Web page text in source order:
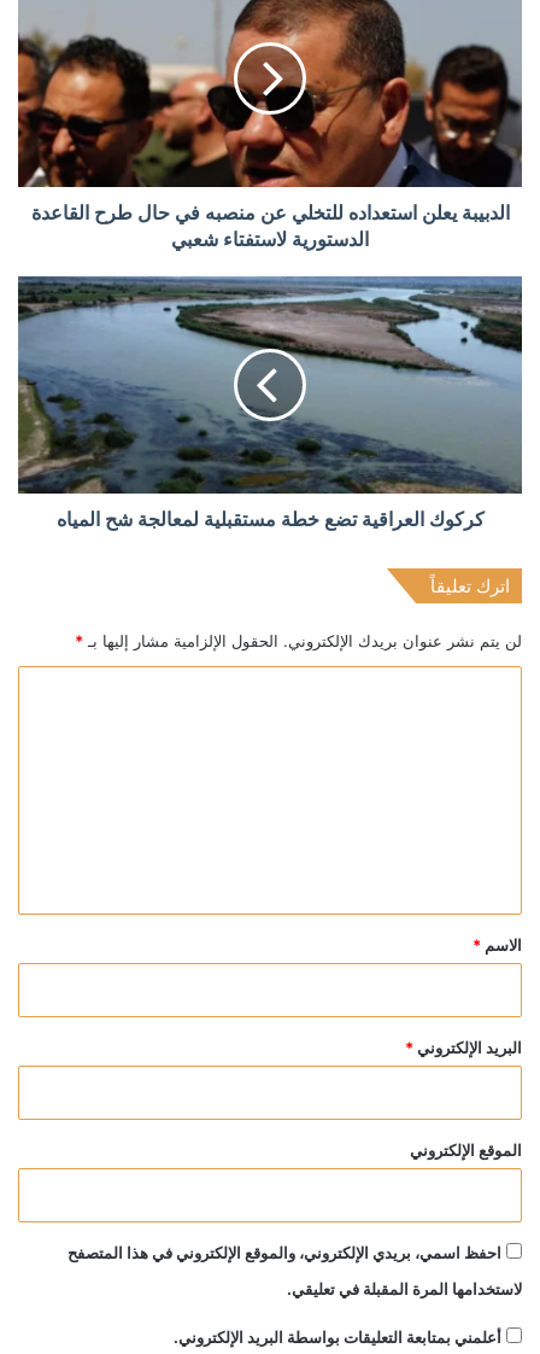
الدبيبة يعلن استعداده للتخلي عن منصبه في حال طرح القاعدة
الدستورية لاستفتاء شعبي
كركوك العراقية تضع خطة مستقبلية لمعالجة شح المياه
اترك تعليقاً
لن يتم نشر عنوان بريدك الإلكتروني. الحقول الإلزامية مشار إليها بـ *
*
الاسم *
البريد الإلكتروني *
الموقع الإلكتروني
احفظ اسمي، بريدي الإلكتروني، والموقع الإلكتروني في هذا المتصفح
لاستخدامها المرة المقبلة في تعليقي.
أعلمني بمتابعة التعليقات بواسطة البريد الإلكتروني.